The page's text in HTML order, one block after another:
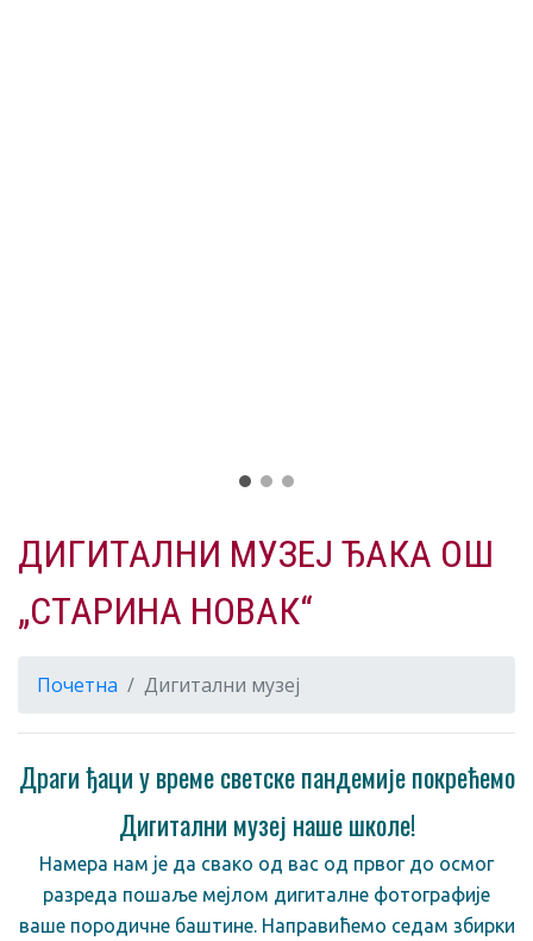
ДИГИТАЛНИ МУЗЕЈ ЂАКА ОШ
„СТАРИНА НОВАК“
Почетна Дигитални музеј
Драги ђаци у време светске пандемије покрећемо
Дигитални музеј наше школе!
Намера нам је да свако од вас од првог до осмог
разреда пошаље мејлом дигиталне фотографије
ваше породичне баштине. Направићемо седам збирки